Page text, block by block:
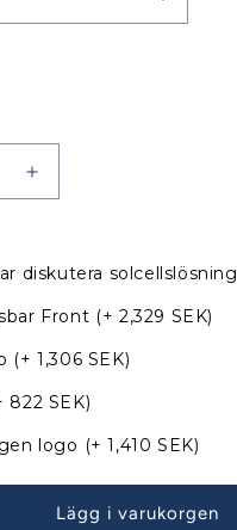
Öka
kvantitet
34
&amp;
Sprayhood
07-
10
till
befintliga
bågar
diskutera solcellslösning
Front (+ 2,329 SEK)
(+ 1,306 SEK)
822 SEK)
logo (+ 1,410 SEK)
Lägg i varukorgen